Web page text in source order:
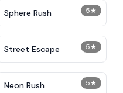
5★
Sphere Rush
5★
Street Escape
5★
Neon Rush